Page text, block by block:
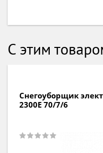
С этим
Снегоуборщик
2300E 70/7/6